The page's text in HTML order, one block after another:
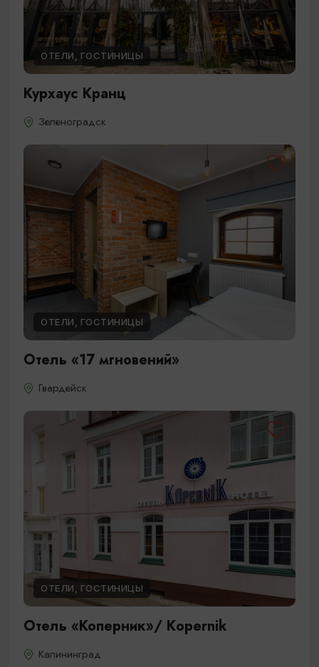
ОТЕЛИ, ГОСТИНИЦЫ
Курхаус Кранц
Зеленоградск
ОТЕЛИ, ГОСТИНИЦЫ
Отель «17 мгновений»
Гвардейск
ОТЕЛИ, ГОСТИНИЦЫ
Отель «Коперник»/ Кopernik
Калининград